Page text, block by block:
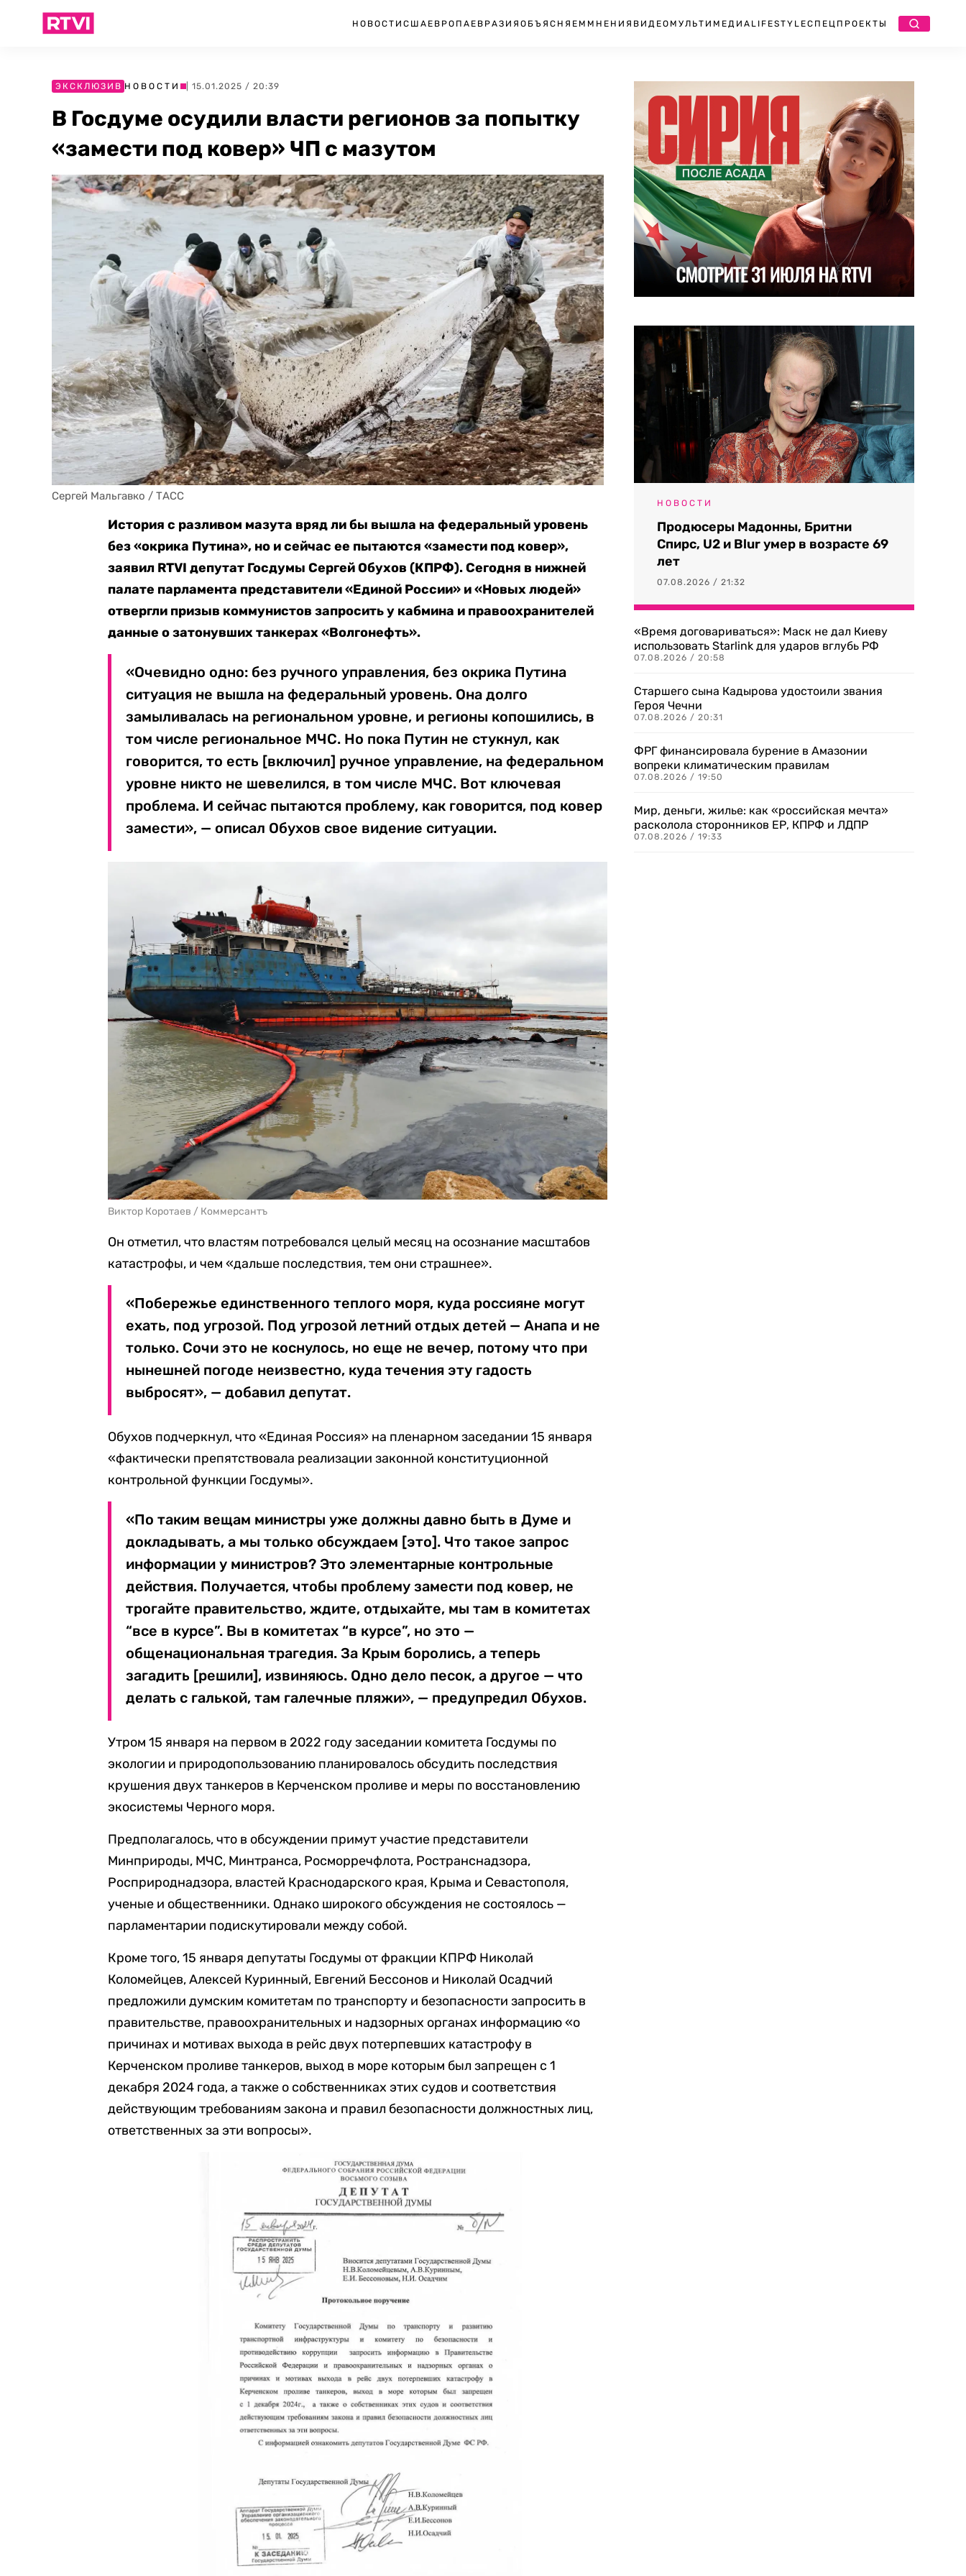
НОВОСТИ США ЕВРОПА ЕВРАЗИЯ ОБЪЯСНЯЕМ МНЕНИЯ ВИДЕО МУЛЬТИМЕДИА LIFESTYLEСПЕЦПРОЕКТЫ
ЭКСКЛЮЗИВ НОВОСТИ | 15.01.2025 / 20:39
В Госдуме осудили власти регионов за попытку
«замести под ковер» ЧП с мазутом
Сергей Мальгавко / ТАСС
История с разливом мазута вряд ли бы вышла на федеральный уровень
без «окрика Путина», но и сейчас ее пытаются «замести под ковер»,
заявил RTVI депутат Госдумы Сергей Обухов (КПРФ). Сегодня в нижней
палате парламента представители «Единой России» и «Новых людей»
отвергли призыв коммунистов запросить у кабмина и правоохранителей
данные о затонувших танкерах «Волгонефть».
«Очевидно одно: без ручного управления, без окрика Путина
ситуация не вышла на федеральный уровень. Она долго
замыливалась на региональном уровне, и регионы копошились, в
том числе региональное МЧС. Но пока Путин не стукнул, как
говорится, то есть [включил] ручное управление, на федеральном
уровне никто не шевелился, в том числе МЧС. Вот ключевая
проблема. И сейчас пытаются проблему, как говорится, под ковер
замести», — описал Обухов свое видение ситуации.
Виктор Коротаев / Коммерсантъ
Он отметил, что властям потребовался целый месяц на осознание масштабов
катастрофы, и чем «дальше последствия, тем они страшнее».
«Побережье единственного теплого моря, куда россияне могут
ехать, под угрозой. Под угрозой летний отдых детей — Анапа и не
только. Сочи это не коснулось, но еще не вечер, потому что при
нынешней погоде неизвестно, куда течения эту гадость
выбросят», — добавил депутат.
Обухов подчеркнул, что «Единая Россия» на пленарном заседании 15 января
«фактически препятствовала реализации законной конституционной
контрольной функции Госдумы».
«По таким вещам министры уже должны давно быть в Думе и
докладывать, а мы только обсуждаем [это]. Что такое запрос
информации у министров? Это элементарные контрольные
действия. Получается, чтобы проблему замести под ковер, не
трогайте правительство, ждите, отдыхайте, мы там в комитетах
“все в курсе”. Вы в комитетах “в курсе”, но это —
общенациональная трагедия. За Крым боролись, а теперь
загадить [решили], извиняюсь. Одно дело песок, а другое — что
делать с галькой, там галечные пляжи», — предупредил Обухов.
Утром 15 января на первом в 2022 году заседании комитета Госдумы по
экологии и природопользованию планировалось обсудить последствия
крушения двух танкеров в Керченском проливе и меры по восстановлению
экосистемы Черного моря.
Предполагалось, что в обсуждении примут участие представители
Минприроды, МЧС, Минтранса, Росморречфлота, Ространснадзора,
Росприроднадзора, властей Краснодарского края, Крыма и Севастополя,
ученые и общественники. Однако широкого обсуждения не состоялось —
парламентарии подискутировали между собой.
Кроме того, 15 января депутаты Госдумы от фракции КПРФ Николай
Коломейцев, Алексей Куринный, Евгений Бессонов и Николай Осадчий
предложили думским комитетам по транспорту и безопасности запросить в
правительстве, правоохранительных и надзорных органах информацию «о
причинах и мотивах выхода в рейс двух потерпевших катастрофу в
Керченском проливе танкеров, выход в море которым был запрещен с 1
декабря 2024 года, а также о собственниках этих судов и соответствия
действующим требованиям закона и правил безопасности должностных лиц,
ответственных за эти вопросы».
НОВОСТИ
Продюсеры Мадонны, Бритни
Спирс, U2 и Blur умер в возрасте 69
лет
07.08.2026 / 21:32
«Время договариваться»: Маск не дал Киеву
использовать Starlink для ударов вглубь РФ
07.08.2026 / 20:58
Старшего сына Кадырова удостоили звания
Героя Чечни
07.08.2026 / 20:31
ФРГ финансировала бурение в Амазонии
вопреки климатическим правилам
07.08.2026 / 19:50
Мир, деньги, жилье: как «российская мечта»
расколола сторонников ЕР, КПРФ и ЛДПР
07.08.2026 / 19:33